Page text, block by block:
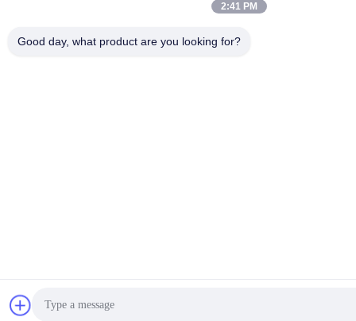
2:41 PM
Good day, what product are you looking for?